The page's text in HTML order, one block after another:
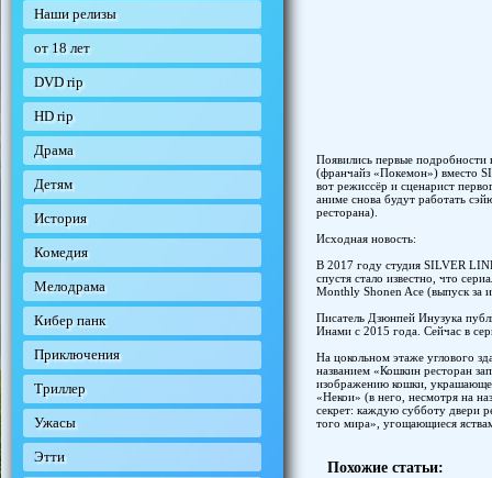
Наши релизы
от 18 лет
DVD rip
HD rip
Драма
Детям
История
Комедия
Мелодрама
Кибер панк
Приключения
Триллер
Ужасы
Этти
Появились первые подробности
(франчайз «Покемон») вместо
вот режиссёр и сценарист
аниме снова будут работать
ресторана).
Исходная новость:
В 2017 году студия SILVER
спустя стало известно, что
Monthly Shonen Ace (выпуск за
Писатель Дзюнпей Инузука
Инами с 2015 года. Сейчас в
На цокольном этаже углового
названием «Кошкин ресторан
изображению кошки,
«Некои» (в него, несмотря на
секрет: каждую субботу двери
того мира», угощающиеся
Похожие статьи: